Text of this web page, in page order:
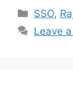
SSO,
Leave